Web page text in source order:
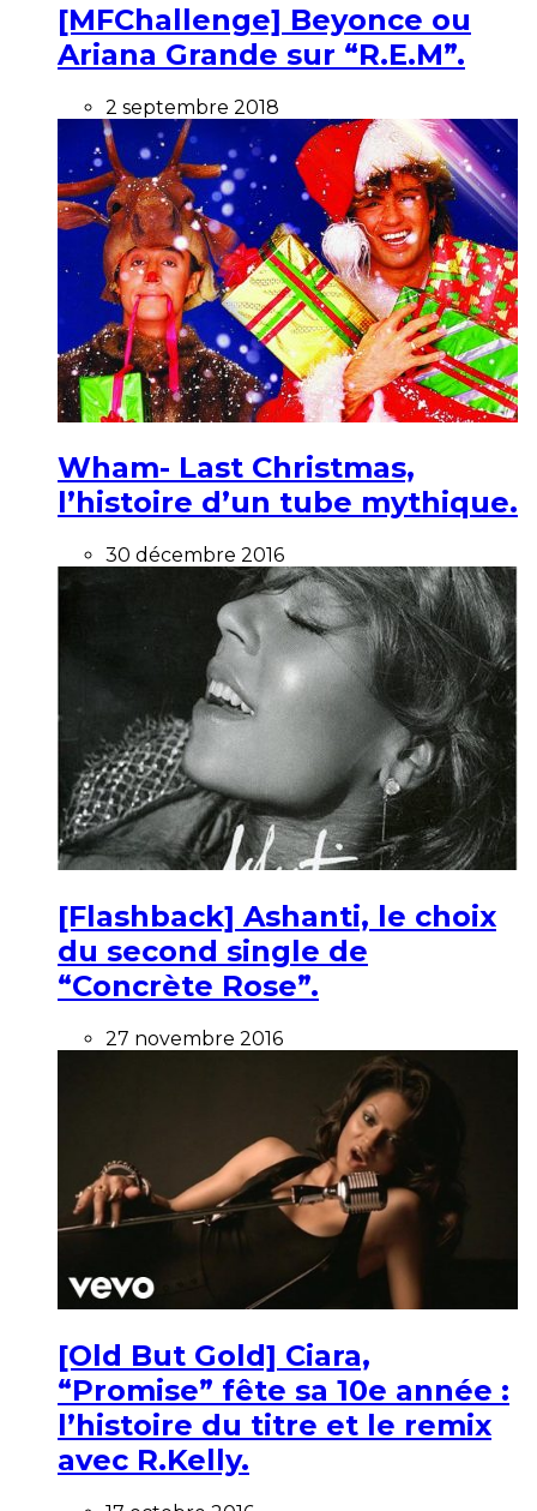
[MFChallenge] Beyonce ou
Ariana Grande sur “R.E.M”.
2 septembre 2018
Wham- Last Christmas,
l’histoire d’un tube mythique.
30 décembre 2016
[Flashback] Ashanti, le choix
du second single de
“Concrète Rose”.
27 novembre 2016
[Old But Gold] Ciara,
“Promise” fête sa 10e année :
l’histoire du titre et le remix
avec R.Kelly.